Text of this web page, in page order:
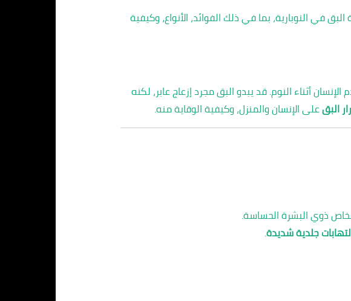
النوبارية، بما في ذلك الفوائد، الأنواع، وكيفية
أثناء النوم. قد يبدو البق مجرد إزعاج عابر، لكنه
البقعلى الإنسان والمنزل، وكيفية الوقاية منه.
ذوي البشرة الحساسة.
جلدية شديدة.